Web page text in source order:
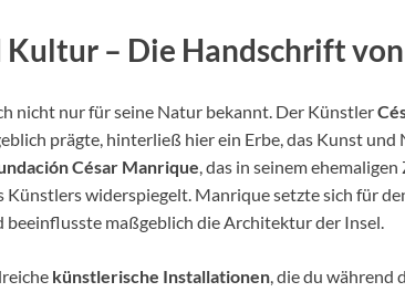
Kultur – Die Handschrift
nicht nur für seine Natur bekannt. Der Künstler
prägte, hinterließ hier ein Erbe, das Kunst
César Manrique, das in seinem
Künstlers widerspiegelt. Manrique setzte sich für
beeinflusste maßgeblich die Architektur der Insel.
künstlerische Installationen, die du während